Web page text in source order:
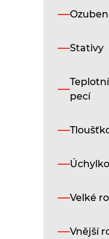
Stativy
pecí
Velké
Vnější